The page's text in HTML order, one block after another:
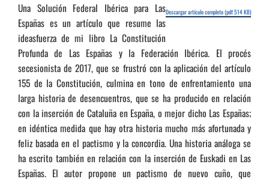
Descargar artículo completo (pdf 514 KB)
Una Solución Federal Ibérica para Las
Españas es un artículo que resume las
ideasfuerza de mi libro La Constitución
Profunda de Las Españas y la Federación Ibérica. El procés
secesionista de 2017, que se frustró con la aplicación del artículo
155 de la Constitución, culmina en tono de enfrentamiento una
larga historia de desencuentros, que se ha producido en relación
con la inserción de Cataluña en España, o mejor dicho Las Españas;
en idéntica medida que hay otra historia mucho más afortunada y
feliz basada en el pactismo y la concordia. Una historia análoga se
ha escrito también en relación con la inserción de Euskadi en Las
Españas. El autor propone un pactismo de nuevo cuño, que